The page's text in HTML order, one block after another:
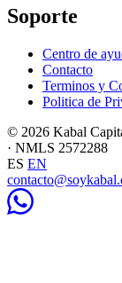
Soporte
Centro de
Contacto
Terminos y
Politica de
© 2026 Kabal
· NMLS 2572288
ES EN